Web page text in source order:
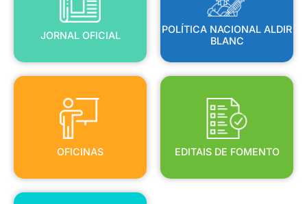
JORNAL OFICIAL
POLÍTICA NACIONAL ALDIR
BLANC
OFICINAS
OFICINAS
EDITAIS DE FOMENTO
EDITAIS DE FOMENTO